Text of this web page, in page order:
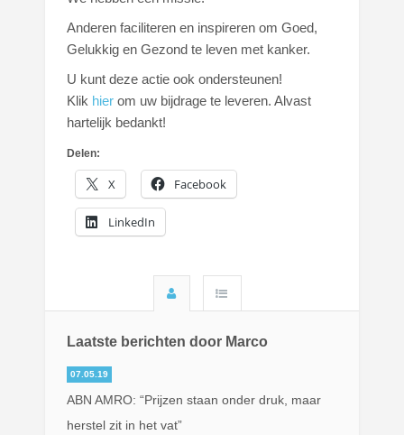
Anderen faciliteren en inspireren om Goed,
Gelukkig en Gezond te leven met kanker.
U kunt deze actie ook ondersteunen!
Klik hier om uw bijdrage te leveren. Alvast
hartelijk bedankt!
Delen:
X Facebook
LinkedIn
Laatste berichten door Marco
07.05.19
ABN AMRO: “Prijzen staan onder druk, maar
herstel zit in het vat”